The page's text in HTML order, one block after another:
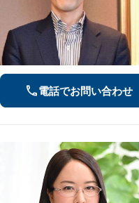
電話でお問い合わせ